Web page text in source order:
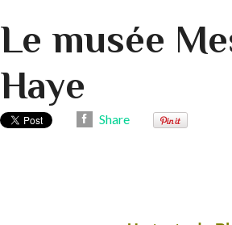
Le musée
Haye
Share